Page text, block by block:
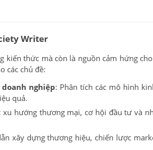
Writer
kiến thức mà còn là nguồn cảm hứng
các chủ đề:
nghiệp: Phân tích các mô hình
quả.
xu hướng thương mại, cơ hội đầu tư và
xây dựng thương hiệu, chiến lược